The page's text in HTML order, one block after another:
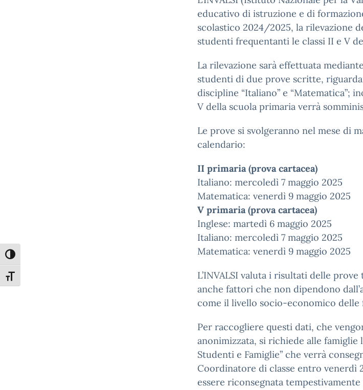
Attiva/disattiva alto contrasto
Attiva/disattiva dimensione testo
educativo di istruzione e di
scolastico 2024/2025, la rilevazione
studenti frequentanti le classi II e V
La rilevazione sarà effettuata
studenti di due prove scritte,
discipline “Italiano” e “Matematica”;
V della scuola primaria verrà
Le prove si svolgeranno nel mese di
calendario:
II primaria (prova cartacea)
Italiano: mercoledì 7 maggio 2025
Matematica: venerdì 9 maggio 2025
V primaria (prova cartacea)
Inglese: martedì 6 maggio 2025
Italiano: mercoledì 7 maggio 2025
Matematica: venerdì 9 maggio 2025
L’INVALSI valuta i risultati delle
anche fattori che non dipendono
come il livello socio-economico delle
Per raccogliere questi dati, che
anonimizzata, si richiede alle famiglie
Studenti e Famiglie” che verrà
Coordinatore di classe entro venerdì
essere riconsegnata